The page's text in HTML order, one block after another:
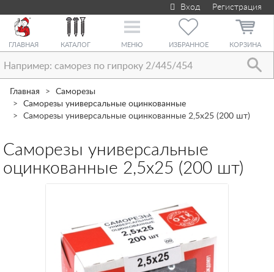
Вход Регистрация
ГЛАВНАЯ КАТАЛОГ
Toggle
МЕНЮ ИЗБРАННОЕ КОРЗИНА
Главная
Саморезы
Саморезы универсальные оцинкованные
Саморезы универсальные оцинкованные 2,5х25 (200 шт)
Саморезы универсальные
оцинкованные 2,5х25 (200 шт)